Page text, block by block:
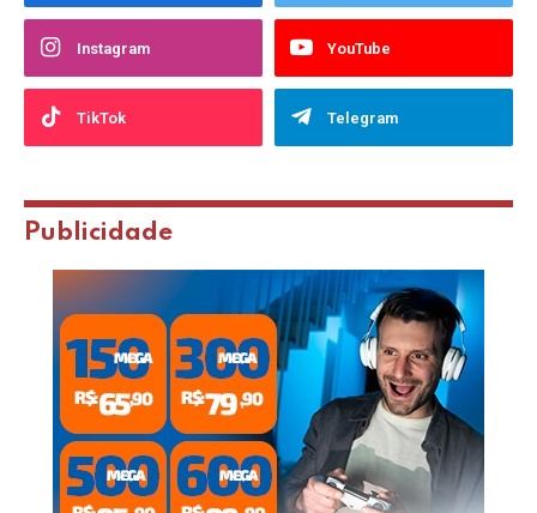
Instagram YouTube
TikTok Telegram
Publicidade